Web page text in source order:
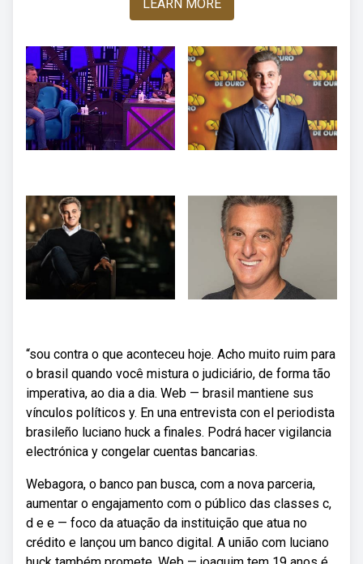
LEARN MORE
“sou contra o que aconteceu hoje. Acho muito ruim para
o brasil quando você mistura o judiciário, de forma tão
imperativa, ao dia a dia. Web — brasil mantiene sus
vínculos políticos y. En una entrevista con el periodista
brasileño luciano huck a finales. Podrá hacer vigilancia
electrónica y congelar cuentas bancarias.
Webagora, o banco pan busca, com a nova parceria,
aumentar o engajamento com o público das classes c,
d e e — foco da atuação da instituição que atua no
crédito e lançou um banco digital. A união com luciano